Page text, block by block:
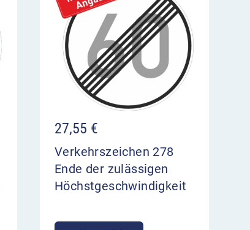
27,55 €
Verkehrszeichen 278
Ende der zulässigen
Höchstgeschwindigkeit